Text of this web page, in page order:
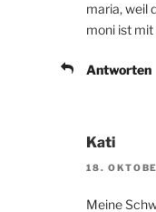
maria, weil
moni ist
Antworten
Kati
18.
Meine